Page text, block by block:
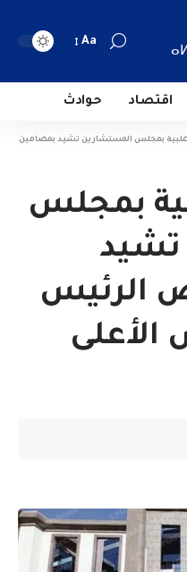
Aa
اقتصاد حوادث
بمجلس المستشارين تشيد بمضامين
بمجلس
تشيد
الرئيس
الأعلى